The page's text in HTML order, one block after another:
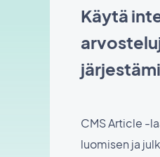
Käytä
CMS Article -
luomisen ja